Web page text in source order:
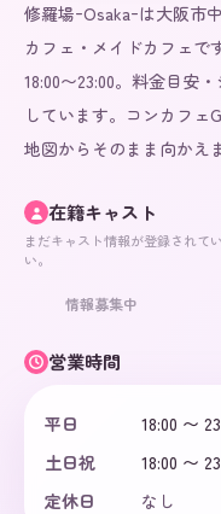
修羅場ｰOsakaｰは大阪市
カフェ・メイドカフェで
18:00〜23:00。料金目安
しています。コンカフェ
地図からそのまま向かえ
在籍キャスト
まだキャスト情報が登録されて
い。
情報募集中
営業時間
平日
18:00 〜
土日祝
18:00 〜
定休日
なし